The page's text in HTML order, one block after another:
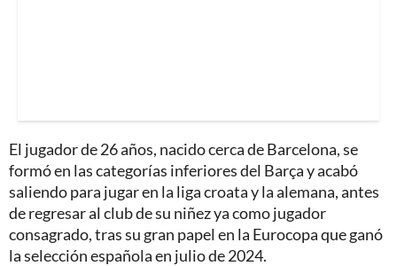
El jugador de 26 años, nacido cerca de Barcelona, se
formó en las categorías inferiores del Barça y acabó
saliendo para jugar en la liga croata y la alemana, antes
de regresar al club de su niñez ya como jugador
consagrado, tras su gran papel en la Eurocopa que ganó
la selección española en julio de 2024.